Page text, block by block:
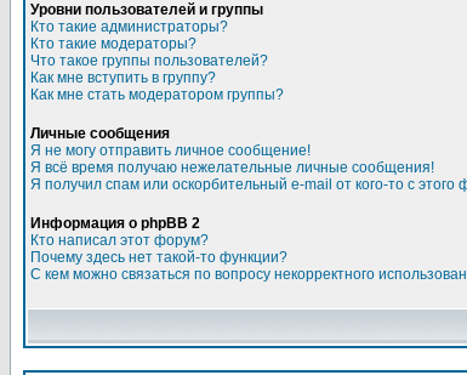
Уровни пользователей и группы
Кто такие администраторы?
Кто такие модераторы?
Что такое группы пользователей?
Как мне вступить в группу?
Как мне стать модератором группы?
Личные сообщения
Я не могу отправить личное сообщение!
Я всё время получаю нежелательные личные сообщения!
Я получил спам или оскорбительный e-mail от кого-то с этого
Информация о phpBB 2
Кто написал этот форум?
Почему здесь нет такой-то функции?
С кем можно связаться по вопросу некорректного